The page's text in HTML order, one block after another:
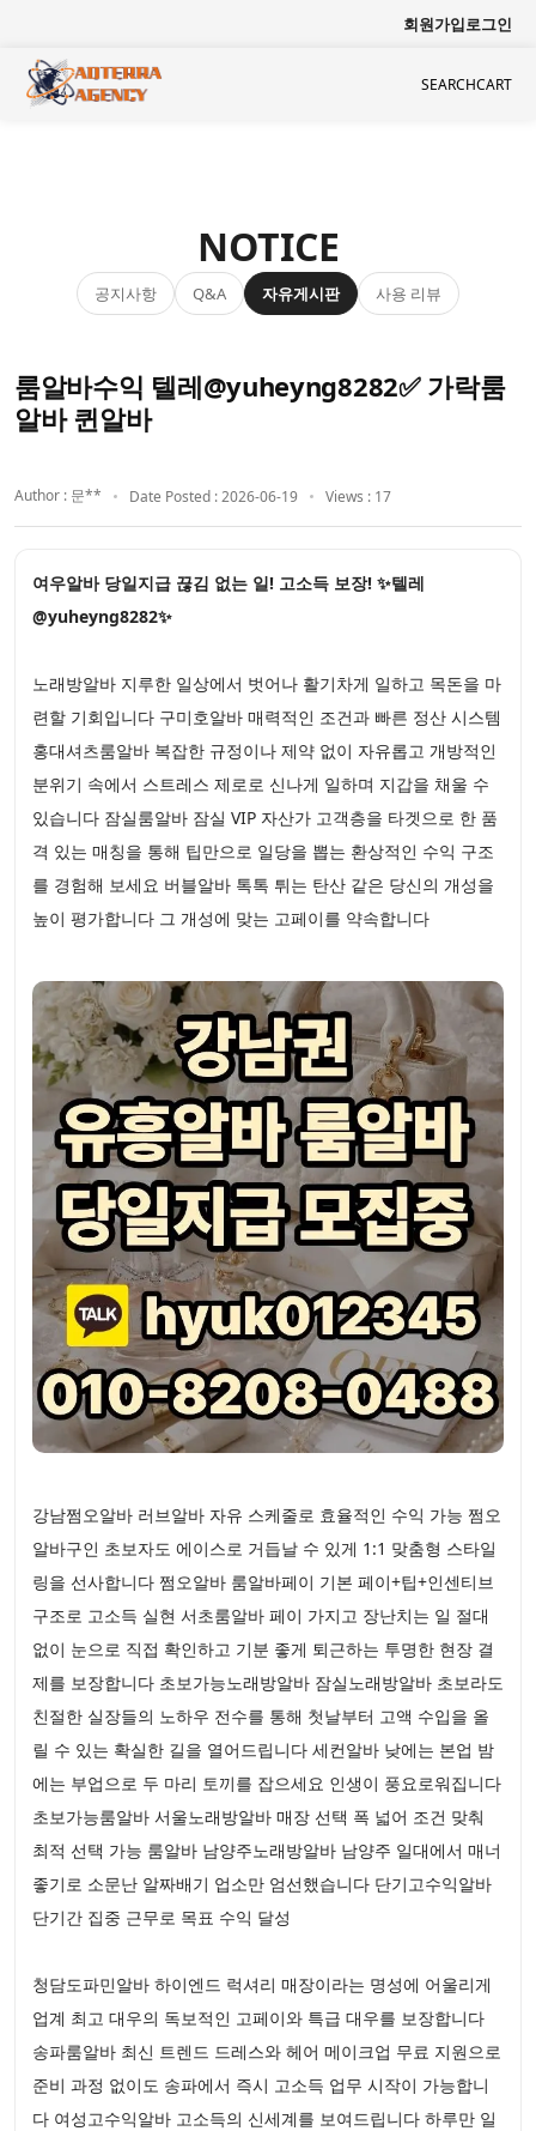
회원가입로그인
SEARCHCART
NOTICE
공지사항 Q&A 자유게시판 사용 리뷰
룸알바수익 텔레@yuheyng8282✅ 가락룸
알바 퀸알바
Author : 문** Date Posted : 2026-06-19 Views : 17
여우알바 당일지급 끊김 없는 일! 고소득 보장! ✨텔레
@yuheyng8282✨
노래방알바 지루한 일상에서 벗어나 활기차게 일하고 목돈을 마
련할 기회입니다 구미호알바 매력적인 조건과 빠른 정산 시스템
홍대셔츠룸알바 복잡한 규정이나 제약 없이 자유롭고 개방적인
분위기 속에서 스트레스 제로로 신나게 일하며 지갑을 채울 수
있습니다 잠실룸알바 잠실 VIP 자산가 고객층을 타겟으로 한 품
격 있는 매칭을 통해 팁만으로 일당을 뽑는 환상적인 수익 구조
를 경험해 보세요 버블알바 톡톡 튀는 탄산 같은 당신의 개성을
높이 평가합니다 그 개성에 맞는 고페이를 약속합니다
강남쩜오알바 러브알바 자유 스케줄로 효율적인 수익 가능 쩜오
알바구인 초보자도 에이스로 거듭날 수 있게 1:1 맞춤형 스타일
링을 선사합니다 쩜오알바 룸알바페이 기본 페이+팁+인센티브
구조로 고소득 실현 서초룸알바 페이 가지고 장난치는 일 절대
없이 눈으로 직접 확인하고 기분 좋게 퇴근하는 투명한 현장 결
제를 보장합니다 초보가능노래방알바 잠실노래방알바 초보라도
친절한 실장들의 노하우 전수를 통해 첫날부터 고액 수입을 올
릴 수 있는 확실한 길을 열어드립니다 세컨알바 낮에는 본업 밤
에는 부업으로 두 마리 토끼를 잡으세요 인생이 풍요로워집니다
초보가능룸알바 서울노래방알바 매장 선택 폭 넓어 조건 맞춰
최적 선택 가능 룸알바 남양주노래방알바 남양주 일대에서 매너
좋기로 소문난 알짜배기 업소만 엄선했습니다 단기고수익알바
단기간 집중 근무로 목표 수익 달성
청담도파민알바 하이엔드 럭셔리 매장이라는 명성에 어울리게
업계 최고 대우의 독보적인 고페이와 특급 대우를 보장합니다
송파룸알바 최신 트렌드 드레스와 헤어 메이크업 무료 지원으로
준비 과정 없이도 송파에서 즉시 고소득 업무 시작이 가능합니
다 여성고수익알바 고소득의 신세계를 보여드립니다 하루만 일